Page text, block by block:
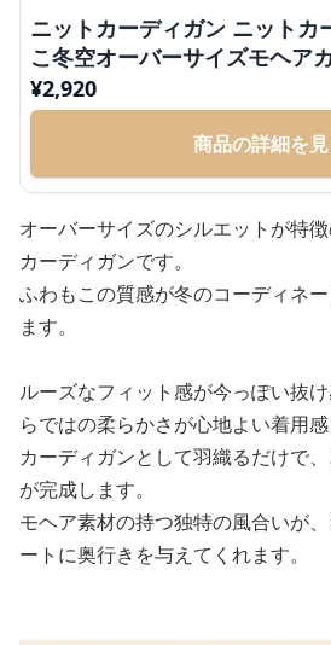
ニットカーディガン ニットカ
こ冬空オーバーサイズモヘア
¥2,920
商品の詳細を
オーバーサイズのシルエットが特
カーディガンです。
ふわもこの質感が冬のコーディネ
ます。
ルーズなフィット感が今っぽい抜
らではの柔らかさが心地よい着用感
カーディガンとして羽織るだけで
が完成します。
モヘア素材の持つ独特の風合いが
ートに奥行きを与えてくれます。